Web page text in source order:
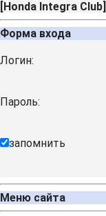
[Honda Integra Club]
Форма входа
Логин:
Пароль:
запомнить
Меню сайта